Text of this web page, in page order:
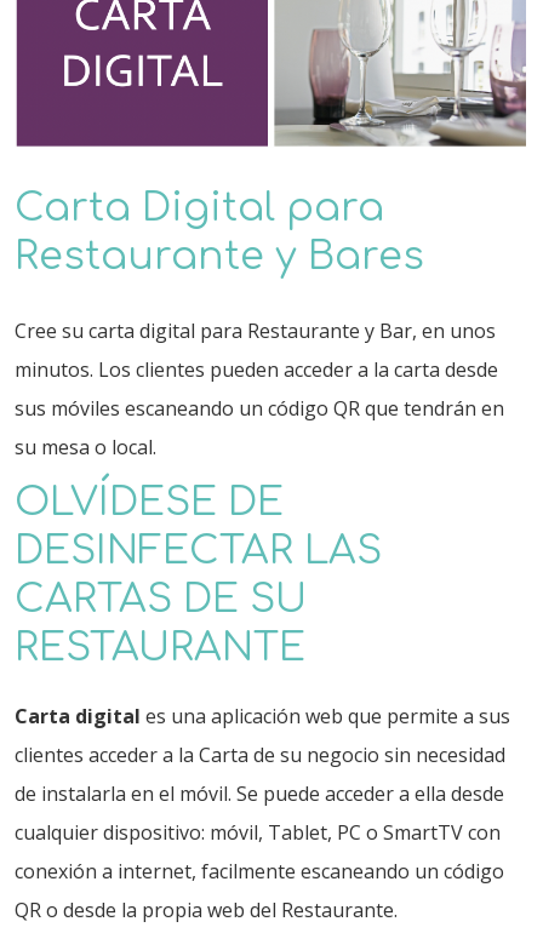
Carta Digital para
Restaurante y Bares
Cree su carta digital para Restaurante y Bar, en unos
minutos. Los clientes pueden acceder a la carta desde
sus móviles escaneando un código QR que tendrán en
su mesa o local.
OLVÍDESE DE
DESINFECTAR LAS
CARTAS DE SU
RESTAURANTE
Carta digital es una aplicación web que permite a sus
clientes acceder a la Carta de su negocio sin necesidad
de instalarla en el móvil. Se puede acceder a ella desde
cualquier dispositivo: móvil, Tablet, PC o SmartTV con
conexión a internet, facilmente escaneando un código
QR o desde la propia web del Restaurante.